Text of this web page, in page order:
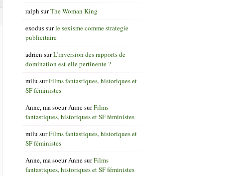
ralph surThe Woman King
exodussurle sexisme comme strategie
publicitaire
adrien surL’inversion des rapports de
domination est-elle pertinente ?
milu surFilms fantastiques, historiques et
SF féministes
Anne, ma soeur AnnesurFilms
fantastiques, historiques et SF féministes
milu surFilms fantastiques, historiques et
SF féministes
Anne, ma soeur AnnesurFilms
fantastiques, historiques et SF féministes